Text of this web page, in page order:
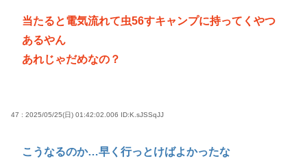
当たると電気流れて虫56すキャンプに持ってくやつ
あるやん
あれじゃだめなの？
47 : 2025/05/25(日) 01:42:02.006 ID:K.sJSSqJJ
こうなるのか…早く行っとけばよかったな